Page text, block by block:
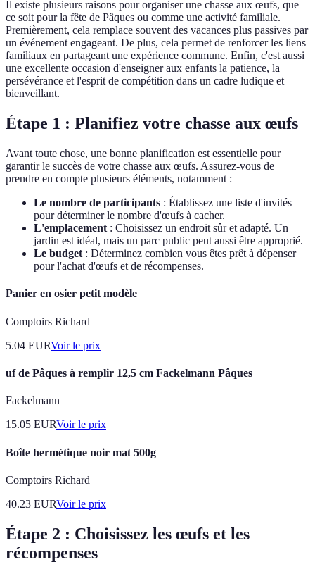
Il existe plusieurs raisons pour organiser une chasse aux œufs, que
ce soit pour la fête de Pâques ou comme une activité familiale.
Premièrement, cela remplace souvent des vacances plus passives par
un événement engageant. De plus, cela permet de renforcer les liens
familiaux en partageant une expérience commune. Enfin, c'est aussi
une excellente occasion d'enseigner aux enfants la patience, la
persévérance et l'esprit de compétition dans un cadre ludique et
bienveillant.
Étape 1 : Planifiez votre chasse aux œufs
Avant toute chose, une bonne planification est essentielle pour
garantir le succès de votre chasse aux œufs. Assurez-vous de
prendre en compte plusieurs éléments, notamment :
Le nombre de participants : Établissez une liste d'invités
pour déterminer le nombre d'œufs à cacher.
L'emplacement : Choisissez un endroit sûr et adapté. Un
jardin est idéal, mais un parc public peut aussi être approprié.
Le budget : Déterminez combien vous êtes prêt à dépenser
pour l'achat d'œufs et de récompenses.
Panier en osier petit modèle
Comptoirs Richard
5.04 EURVoir le prix
uf de Pâques à remplir 12,5 cm Fackelmann Pâques
Fackelmann
15.05 EURVoir le prix
Boîte hermétique noir mat 500g
Comptoirs Richard
40.23 EURVoir le prix
Étape 2 : Choisissez les œufs et les
récompenses